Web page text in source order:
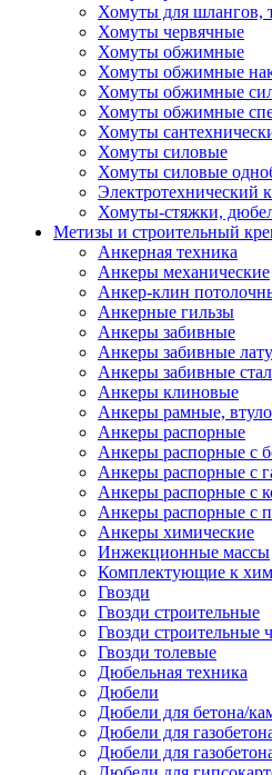
Хомуты для шлангов,
Хомуты червячные
Хомуты обжимные
Хомуты обжимные
Хомуты обжимные
Хомуты обжимные
Хомуты
Хомуты силовые
Хомуты силовые
Электротехнический
Хомуты-стяжки,
Метизы и строительный
Анкерная техника
Анкеры механические
Анкер-клин
Анкерные гильзы
Анкеры забивные
Анкеры забивные
Анкеры забивные
Анкеры клиновые
Анкеры рамные,
Анкеры распорные
Анкеры распорные с
Анкеры распорные с
Анкеры распорные с
Анкеры распорные с
Анкеры химические
Инжекционные массы
Комплектующие к
Гвозди
Гвозди строительные
Гвозди строительные
Гвозди толевые
Дюбельная техника
Дюбели
Дюбели для бетона/
Дюбели для
Дюбели для